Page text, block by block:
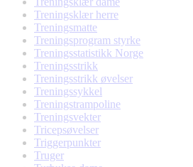
Treningsklær herre
Treningsmatte
Treningsprogram styrke
Treningsstatistikk Norge
Treningsstrikk
Treningsstrikk øvelser
Treningssykkel
Treningstrampoline
Treningsvekter
Tricepsøvelser
Triggerpunkter
Truger